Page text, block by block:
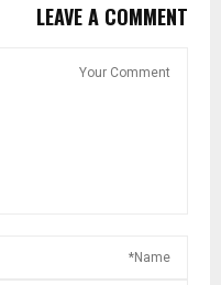
LEAVE A COMMENT